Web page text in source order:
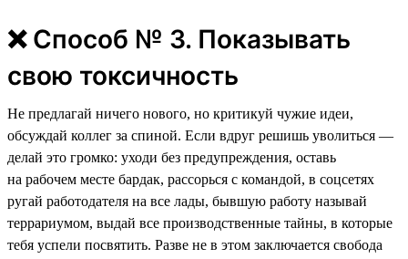
❌ Способ № 3. Показывать
свою токсичность
Не предлагай ничего нового, но критикуй чужие идеи,
обсуждай коллег за спиной. Если вдруг решишь уволиться —
делай это громко: уходи без предупреждения, оставь
на рабочем месте бардак, рассорься с командой, в соцсетях
ругай работодателя на все лады, бывшую работу называй
террариумом, выдай все производственные тайны, в которые
тебя успели посвятить. Разве не в этом заключается свобода